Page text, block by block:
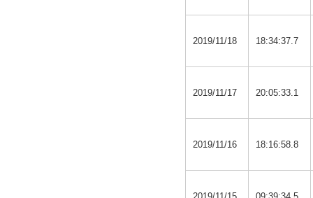
2019/11/18 18:34:37.7
2019/11/17 20:05:33.1
2019/11/16 18:16:58.8